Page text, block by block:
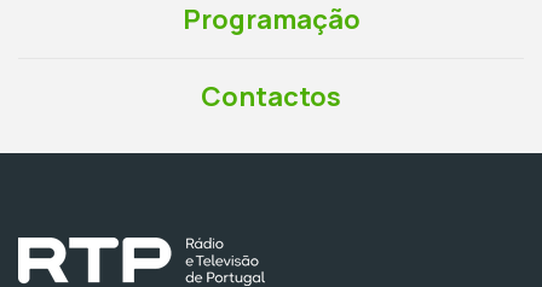
Programação
Contactos